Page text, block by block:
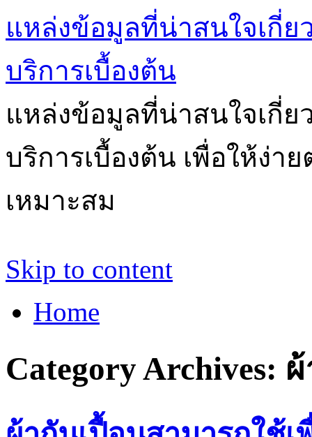
แหล่งข้อมูลที่น่าสนใจเกี่ย
บริการเบื้องต้น
แหล่งข้อมูลที่น่าสนใจเกี่ย
บริการเบื้องต้น เพื่อให้ง่า
เหมาะสม
Skip to content
Home
Category Archives: